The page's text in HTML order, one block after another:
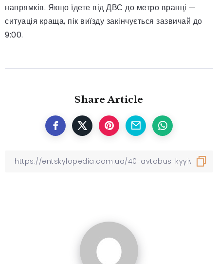
напрямків. Якщо їдете від ДВС до метро вранці —
ситуація краща, пік виїзду закінчується зазвичай до
9:00.
Share Article